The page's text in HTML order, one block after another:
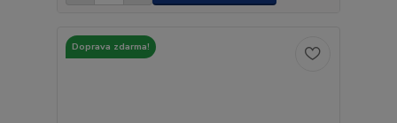
Doprava zdarma!